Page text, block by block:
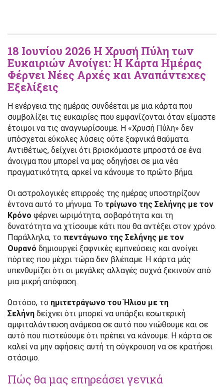
18 Ιουνίου 2026 Η Χρυσή Πύλη των
Ευκαιριών Ανοίγει: Η Κάρτα Ημέρας
Φέρνει Νέες Αρχές και Αναπάντεχες
Εξελίξεις
Η ενέργεια της ημέρας συνδέεται με μια κάρτα που
συμβολίζει τις ευκαιρίες που εμφανίζονται όταν είμαστε
έτοιμοι να τις αναγνωρίσουμε. Η «Χρυσή Πύλη» δεν
υπόσχεται εύκολες λύσεις ούτε ξαφνικά θαύματα.
Αντιθέτως, δείχνει ότι βρισκόμαστε μπροστά σε ένα
άνοιγμα που μπορεί να μας οδηγήσει σε μια νέα
πραγματικότητα, αρκεί να κάνουμε το πρώτο βήμα.
Οι αστρολογικές επιρροές της ημέρας υποστηρίζουν
έντονα αυτό το μήνυμα. Το τρίγωνο της Σελήνης με τον
Κρόνο φέρνει ωριμότητα, σοβαρότητα και τη
δυνατότητα να χτίσουμε κάτι που θα αντέξει στον χρόνο.
Παράλληλα, το πεντάγωνο της Σελήνης με τον
Ουρανό δημιουργεί ξαφνικές εμπνεύσεις και ανοίγει
πόρτες που μέχρι τώρα δεν βλέπαμε. Η κάρτα μάς
υπενθυμίζει ότι οι μεγάλες αλλαγές συχνά ξεκινούν από
μια μικρή απόφαση.
Ωστόσο, το ημιτετράγωνο του Ήλιου με τη
Σελήνη δείχνει ότι μπορεί να υπάρξει εσωτερική
αμφιταλάντευση ανάμεσα σε αυτό που νιώθουμε και σε
αυτό που πιστεύουμε ότι πρέπει να κάνουμε. Η κάρτα σε
καλεί να μην αφήσεις αυτή τη σύγκρουση να σε κρατήσει
στάσιμο.
Πώς θα μας επηρεάσει γενικά